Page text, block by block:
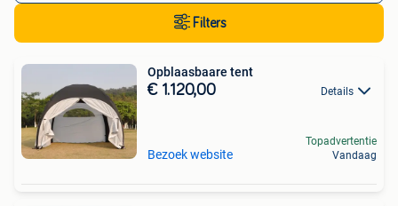
Filters
Opblaasbaare tent
€ 1.120,00 Details
Bezoek website
Topadvertentie
Vandaag